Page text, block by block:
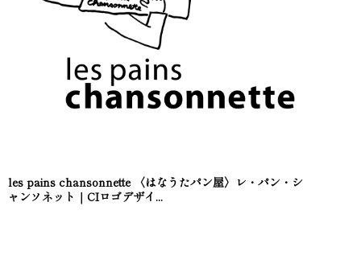
les pains chansonnette 〈はなうたパン屋〉レ・パン・シ
ャンソネット｜CIロゴデザイ...